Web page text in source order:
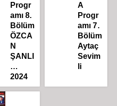
Progr
amı 8.
Bölüm
ÖZCA
N
ŞANLI
…
2024
A
Progr
amı 7.
Bölüm
Aytaç
Sevim
li